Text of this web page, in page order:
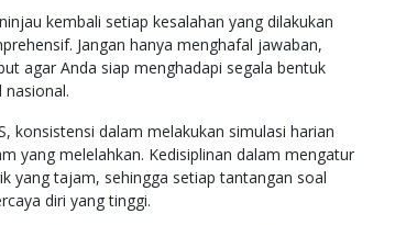
kembali setiap kesalahan yang dilakukan
Jangan hanya menghafal jawaban,
agar Anda siap menghadapi segala bentuk
konsistensi dalam melakukan simulasi harian
yang melelahkan. Kedisiplinan dalam mengatur
yang tajam, sehingga setiap tantangan soal
diri yang tinggi.